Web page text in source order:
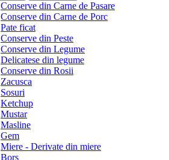
Conserve din Carne de Pasare
Conserve din Carne de Porc
Pate ficat
Conserve din Peste
Conserve din Legume
Delicatese din legume
Conserve din Rosii
Zacusca
Sosuri
Ketchup
Mustar
Masline
Gem
Miere - Derivate din miere
Bors